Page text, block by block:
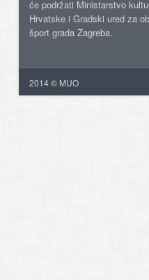
će podržati Ministarstvo
Hrvatske i Gradski ured za
šport grada Zagreba.
2014 © MUO